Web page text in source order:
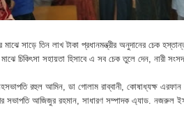
সাড়ে তিন লাখ টাকা প্রধানমন্ত্রীর অনুদানের চেক
চিকিৎসা সহায়তা হিসাবে এ সব চেক তুলে দেন, নারী
রহুল আমিন, ডা গোলাম রাব্বানী, কোষাধ্যক্ষ
সভাপতি আজিজুর রহমান, সাধারণ সম্পাদক এ্যাড. নজরুল